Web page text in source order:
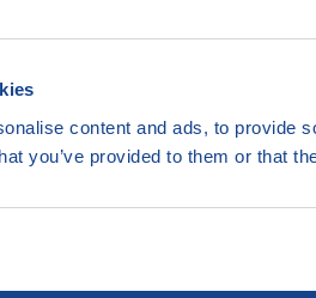
content and ads, to provide
you’ve provided to them or that